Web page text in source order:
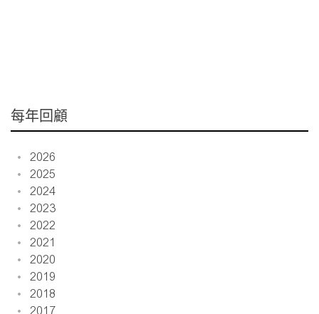
每年回顧
2026
2025
2024
2023
2022
2021
2020
2019
2018
2017